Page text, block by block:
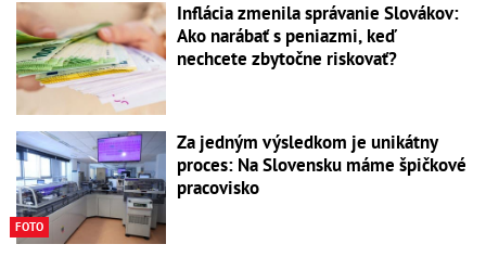
Inflácia zmenila správanie Slovákov:
Ako narábať s peniazmi, keď
nechcete zbytočne riskovať?
FOTO
Za jedným výsledkom je unikátny
proces: Na Slovensku máme špičkové
pracovisko